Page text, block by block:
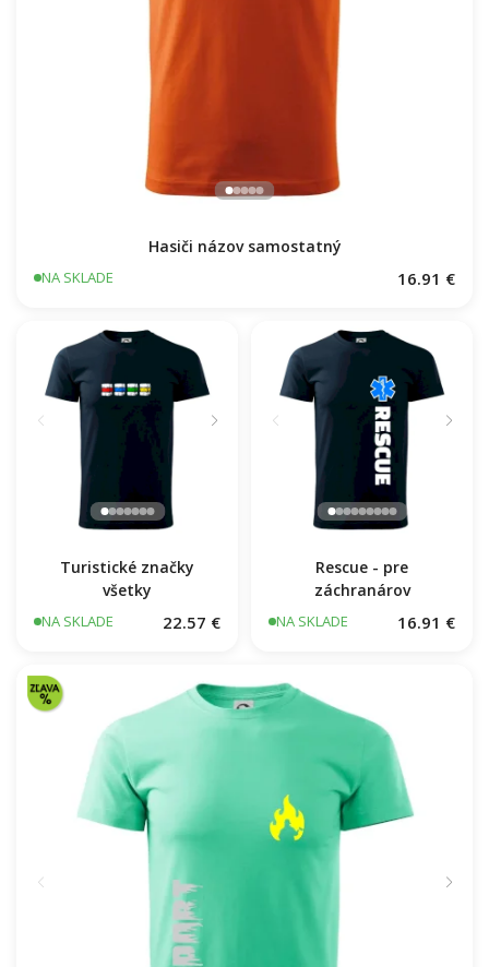
Hasiči názov samostatný
NA SKLADE 16.91 €
Turistické značky
všetky
NA SKLADE 22.57 €
Rescue - pre
záchranárov
NA SKLADE 16.91 €